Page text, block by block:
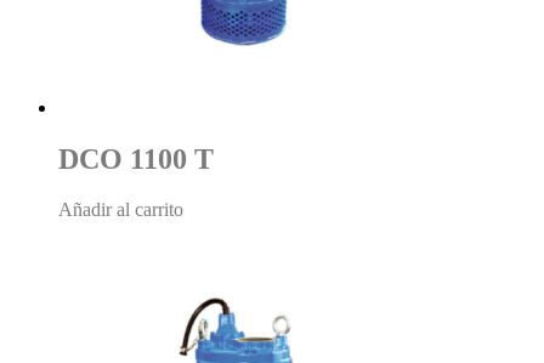
DCO 1100 T
Añadir al carrito